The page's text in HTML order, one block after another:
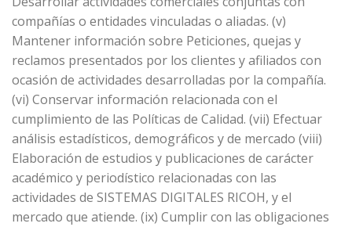
compañías o entidades vinculadas o aliadas. (v)
Mantener información sobre Peticiones, quejas y
reclamos presentados por los clientes y afiliados con
ocasión de actividades desarrolladas por la compañía.
(vi) Conservar información relacionada con el
cumplimiento de las Políticas de Calidad. (vii) Efectuar
análisis estadísticos, demográficos y de mercado (viii)
Elaboración de estudios y publicaciones de carácter
académico y periodístico relacionadas con las
actividades de SISTEMAS DIGITALES RICOH, y el
mercado que atiende. (ix) Cumplir con las obligaciones